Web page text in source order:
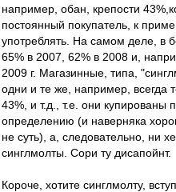
например, обан, крепости
постоянный покупатель, к
употреблять. На самом деле, в
65% в 2007, 62% в 2008 и,
2009 г. Магазинные, типа,
одни и те же, например, всегда
43%, и т.д., т.е. они купированы
определению (и наверняка
не суть), а, следовательно, ни
синглмолты. Сори ту дисапойнт.
Короче, хотите синглмолту,